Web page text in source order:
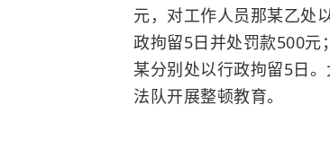
元，对工作人员那某乙处
政拘留5日并处罚款500元
某分别处以行政拘留5日
法队开展整顿教育。